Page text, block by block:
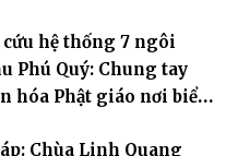
hệ thống 7 ngôi
Phú Quý: Chung tay
hóa Phật giáo nơi biển
Chùa Linh Quang